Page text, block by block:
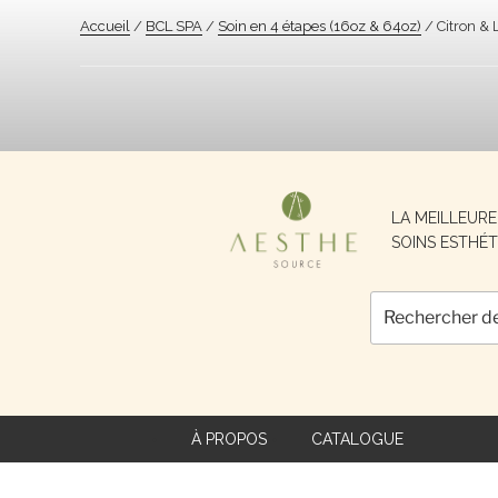
Accueil / BCL SPA / Soin en 4 étapes (16oz & 64oz) / Citron &
LA
SOINS
pour :
À PROPOS CATALOGUE